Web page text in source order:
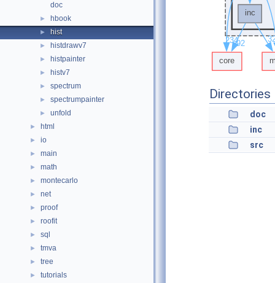
doc
► hbook
► hist
► histdrawv7
► histpainter
► histv7
► spectrum
► spectrumpainter
► unfold
► html
► io
► main
► math
► montecarlo
► net
► proof
► roofit
► sql
► tmva
► tree
► tutorials
Directories
doc
inc
src